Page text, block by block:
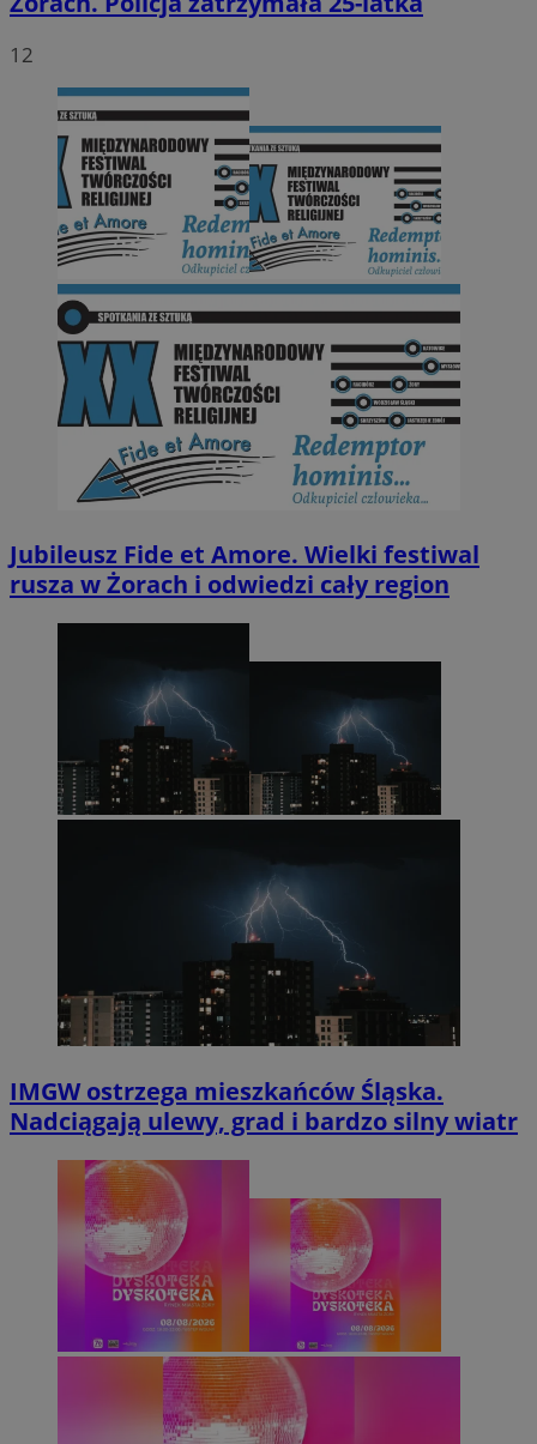
12
Jubileusz Fide et Amore. Wielki festiwal
rusza w Żorach i odwiedzi cały region
IMGW ostrzega mieszkańców Śląska.
Nadciągają ulewy, grad i bardzo silny wiatr